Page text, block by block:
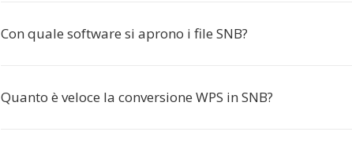
Con quale software si aprono i file SNB?
Quanto è veloce la conversione WPS in SNB?